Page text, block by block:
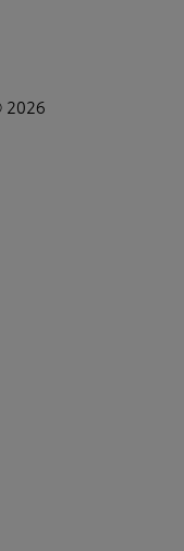
2026